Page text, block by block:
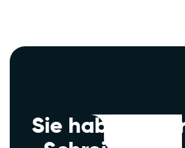
Sie haben